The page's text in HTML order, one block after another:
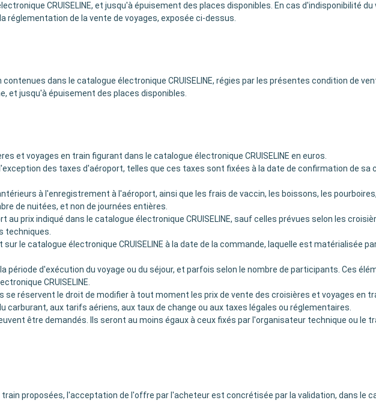
CRUISELINE, et jusqu'à épuisement des places disponibles. En cas d'indisponibilité
de la vente de voyages, exposée ci-dessus.
dans le catalogue électronique CRUISELINE, régies par les présentes condition de
et jusqu'à épuisement des places disponibles.
et voyages en train figurant dans le catalogue électronique CRUISELINE en euros.
des taxes d'aéroport, telles que ces taxes sont fixées à la date de confirmation de
à l'enregistrement à l'aéroport, ainsi que les frais de vaccin, les boissons, les
de nuitées, et non de journées entières.
au prix indiqué dans le catalogue électronique CRUISELINE, sauf celles prévues selon les
techniques.
le catalogue électronique CRUISELINE à la date de la commande, laquelle est matérialisée
période d'exécution du voyage ou du séjour, et parfois selon le nombre de participants. Ces
CRUISELINE.
se réservent le droit de modifier à tout moment les prix de vente des croisières et voyages en
carburant, aux tarifs aériens, aux taux de change ou aux taxes légales ou réglementaires.
être demandés. Ils seront au moins égaux à ceux fixés par l'organisateur technique ou le
proposées, l'acceptation de l'offre par l'acheteur est concrétisée par la validation, dans le